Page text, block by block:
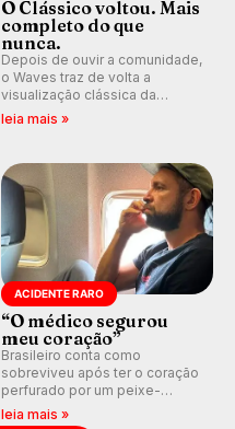
O Clássico voltou. Mais
completo do que
nunca.
Depois de ouvir a comunidade,
o Waves traz de volta a
visualização clássica da
previsão de águas rasas,
ondas para até 16 dias.
leia mais »
ACIDENTE RARO
“O médico segurou
meu coração”
Brasileiro conta como
sobreviveu após ter o coração
perfurado por um peixe-
agulha enquanto surfava na
Costa Rica.
leia mais »